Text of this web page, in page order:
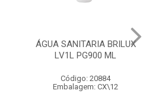
ÁGUA SANITARIA BRILUX
LV1L PG900 ML
Código: 20884
Embalagem: CX\12